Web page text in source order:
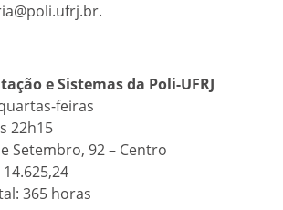
e Sistemas da Poli-UFRJ
feiras
22h15
Setembro, 92 – Centro
365 horas